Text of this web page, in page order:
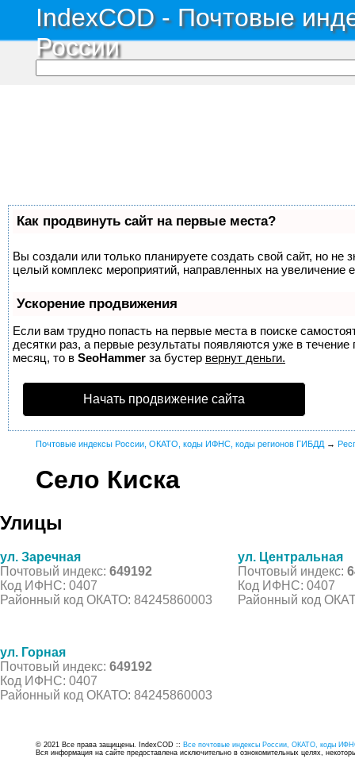
IndexCOD - Почтовые
России
Как продвинуть сайт на первые места?
Вы создали или только планируете создать свой сайт, но не
целый комплекс мероприятий, направленных на увеличение
Ускорение продвижения
Если вам трудно попасть на первые места в поиске
десятки раз, а первые результаты появляются уже в
месяц, то в SeoHammer за бустер вернут деньги.
Начать продвижение сайта
Почтовые индексы России, ОКАТО, коды ИФНС, коды регионов ГИБДД →
Село Киска
Улицы
ул. Заречная
Почтовый индекс: 649192
Код ИФНС: 0407
Районный код ОКАТО: 84245860003
ул. Центральная
Почтовый индекс:
Код ИФНС: 0407
Районный код
ул. Горная
Почтовый индекс: 649192
Код ИФНС: 0407
Районный код ОКАТО: 84245860003
© 2021 Все права защищены. IndexCOD :: Все почтовые индексы России, ОКАТО, коды
Вся информация на сайте предоставлена исключительно в ознокомительных целях,